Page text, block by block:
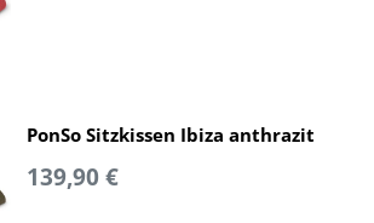
PonSo Sitzkissen Ibiza anthrazit
139,90 €